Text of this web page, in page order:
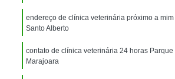
Exame de Eletrocardiograma Veterinário
Exame de Imagem para Animais
Exame de Radiologia para Animais
Exame de Sangue para Animais
endereço de clínica veterinária próximo a
Santo Alberto
contato de clínica veterinária 24 horas Parque
Marajoara